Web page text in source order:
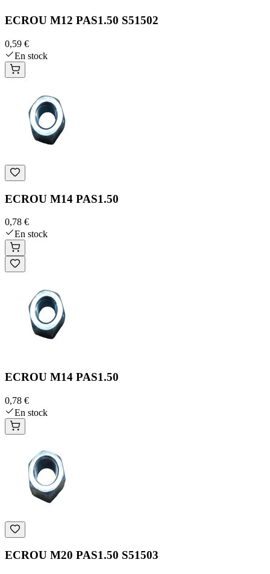
ECROU M12 PAS1.50 S51502
0,59 €
En stock
ECROU M14 PAS1.50
0,78 €
En stock
ECROU M14 PAS1.50
0,78 €
En stock
ECROU M20 PAS1.50 S51503